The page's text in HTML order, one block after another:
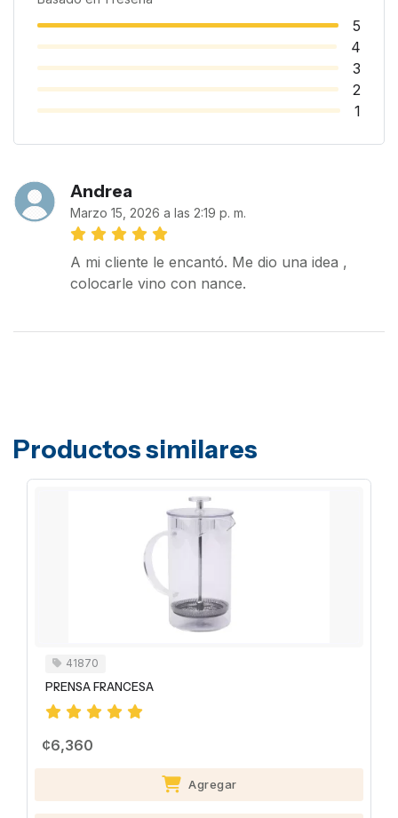
5
4
3
2
1
Andrea
Marzo 15, 2026 a las 2:19 p. m.
A mi cliente le encantó. Me dio una idea ,
colocarle vino con nance.
Productos similares
41870
PRENSA FRANCESA
¢6,360
Agregar